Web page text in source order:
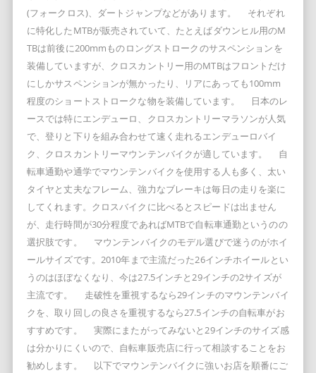
(フォークロス)、ダートジャンプなどがあります。 それぞれ
に特化したMTBが販売されていて、たとえばダウンヒル用のM
TBは前後に200mmものロングストロークのサスペンションを
装備していますが、クロスカントリー用のMTBはフロントだけ
にしかサスペンションが無かったり、リアにあっても100mm
程度のショートストロークな物を装備しています。 日本のレ
ースでは特にエンデューロ、クロスカントリーマラソンが人気
で、登りと下りを組み合わせて速く走れるエンデューロバイ
ク、クロスカントリーマウンテンバイクが適しています。 自
転車通勤や通学でマウンテンバイクを使用する人も多く、太い
タイヤと丈夫なフレーム、強力なブレーキは毎日の走りを楽に
してくれます。クロスバイクに比べるとスピードは出ません
が、走行時間が30分程度であればMTBで自転車通勤というのの
選択肢です。 マウンテンバイクのモデル選びで迷うのがホイ
ールサイズです。2010年まで主流だった26インチホイールとい
うのはほぼなくなり、今は27.5インチと29インチの2サイズが
主流です。 走破性を重視するなら29インチのマウンテンバイ
クを、取り回しの良さを重視するなら27.5インチの自転車がお
すすめです。 実際にまたがってみないと29インチのサイズ感
は分かりにくいので、自転車販売店に行って相談することをお
勧めします。 以下でマウンテンバイクに強いお店を順番にご